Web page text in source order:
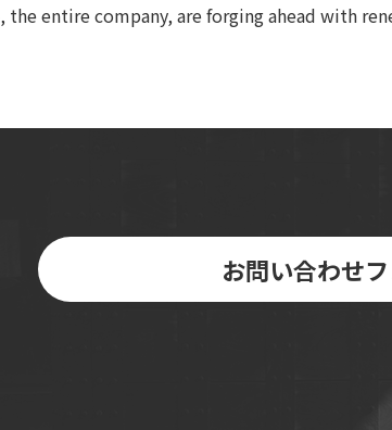
entire company, are forging ahead with
お問い合わせ